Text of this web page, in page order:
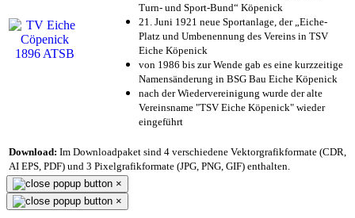
Turn- und Sport-Bund“ Köpenick
21. Juni 1921 neue Sportanlage, der „Eiche-
Platz und Umbenennung des Vereins in TSV
Eiche Köpenick
von 1986 bis zur Wende gab es eine kurzzeitige
Namensänderung in BSG Bau Eiche Köpenick
nach der Wiedervereinigung wurde der alte
Vereinsname "TSV Eiche Köpenick" wieder
eingeführt
Download: Im Downloadpaket sind 4 verschiedene Vektorgrafikformate (CDR,
AI EPS, PDF) und 3 Pixelgrafikformate (JPG, PNG, GIF) enthalten.
×
×